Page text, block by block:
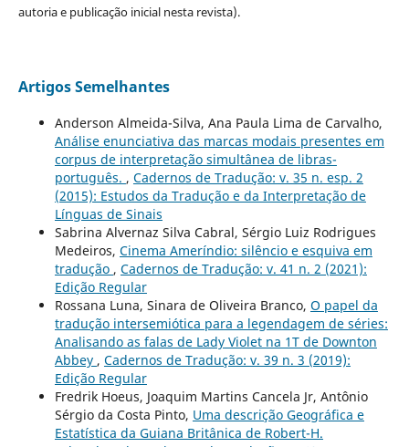
autoria e publicação inicial nesta revista).
Artigos Semelhantes
Anderson Almeida-Silva, Ana Paula Lima de Carvalho,
Análise enunciativa das marcas modais presentes em
corpus de interpretação simultânea de libras-
português. , Cadernos de Tradução: v. 35 n. esp. 2
(2015): Estudos da Tradução e da Interpretação de
Línguas de Sinais
Sabrina Alvernaz Silva Cabral, Sérgio Luiz Rodrigues
Medeiros, Cinema Ameríndio: silêncio e esquiva em
tradução , Cadernos de Tradução: v. 41 n. 2 (2021):
Edição Regular
Rossana Luna, Sinara de Oliveira Branco, O papel da
tradução intersemiótica para a legendagem de séries:
Analisando as falas de Lady Violet na 1T de Downton
Abbey , Cadernos de Tradução: v. 39 n. 3 (2019):
Edição Regular
Fredrik Hoeus, Joaquim Martins Cancela Jr, Antônio
Sérgio da Costa Pinto, Uma descrição Geográfica e
Estatística da Guiana Britânica de Robert-H.